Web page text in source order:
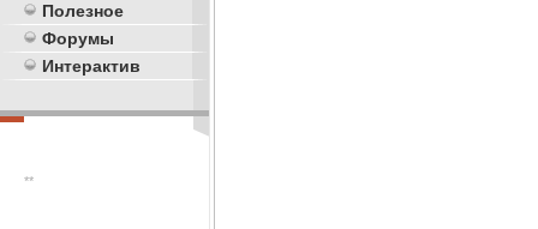
Полезное
Форумы
Интерактив
**